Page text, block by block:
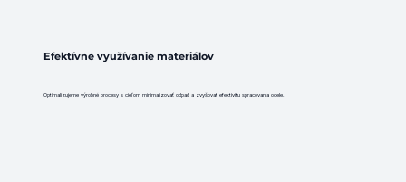
Efektívne využívanie materiálov
Optimalizujeme výrobné procesy s cieľom minimalizovať odpad a zvyšovať efektivitu spracovania ocele.